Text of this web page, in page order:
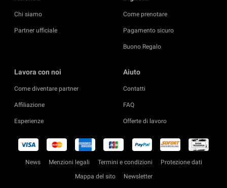
Chi siamo
Partner ufficiale
Come prenotare
Pagamento sicuro
Buono Regalo
Lavora con noi
Come diventare partner
Affiliazione
Esperienze
Aiuto
Contatti
FAQ
Offerte di lavoro
News Menzioni legali Termini e condizioni
Protezione dati
Mappa del sito
Newsletter